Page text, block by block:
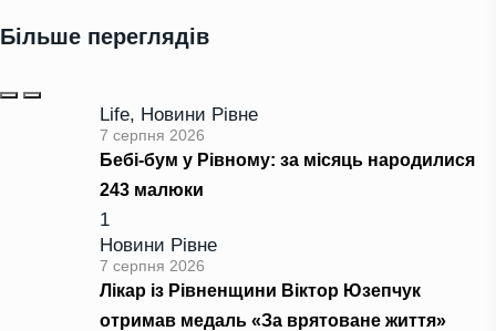
Більше переглядів
Life, Новини Рівне
7 серпня 2026
Бебі-бум у Рівному: за місяць народилися
243 малюки
1
Новини Рівне
7 серпня 2026
Лікар із Рівненщини Віктор Юзепчук
отримав медаль «За врятоване життя»